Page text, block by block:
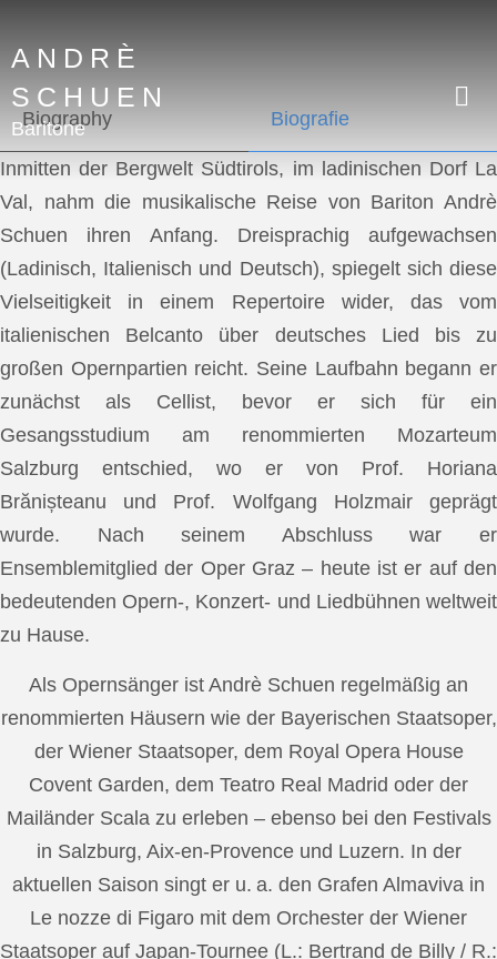
ANDRÈ
SCHUEN
Baritone
Biography Biografie
Inmitten der Bergwelt Südtirols, im ladinischen Dorf La
Val, nahm die musikalische Reise von Bariton Andrè
Schuen ihren Anfang. Dreisprachig aufgewachsen
(Ladinisch, Italienisch und Deutsch), spiegelt sich diese
Vielseitigkeit in einem Repertoire wider, das vom
italienischen Belcanto über deutsches Lied bis zu
großen Opernpartien reicht. Seine Laufbahn begann er
zunächst als Cellist, bevor er sich für ein
Gesangsstudium am renommierten Mozarteum
Salzburg entschied, wo er von Prof. Horiana
Brănișteanu und Prof. Wolfgang Holzmair geprägt
wurde. Nach seinem Abschluss war er
Ensemblemitglied der Oper Graz – heute ist er auf den
bedeutenden Opern-, Konzert- und Liedbühnen weltweit
zu Hause.
Als Opernsänger ist Andrè Schuen regelmäßig an
renommierten Häusern wie der Bayerischen Staatsoper,
der Wiener Staatsoper, dem Royal Opera House
Covent Garden, dem Teatro Real Madrid oder der
Mailänder Scala zu erleben – ebenso bei den Festivals
in Salzburg, Aix-en-Provence und Luzern. In der
aktuellen Saison singt er u. a. den Grafen Almaviva in
Le nozze di Figaro mit dem Orchester der Wiener
Staatsoper auf Japan-Tournee (L.: Bertrand de Billy / R.: